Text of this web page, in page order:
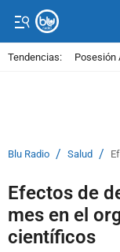
Tendencias: Posesión
Blu Radio / Salud /
Efectos de
mes en el
científicos